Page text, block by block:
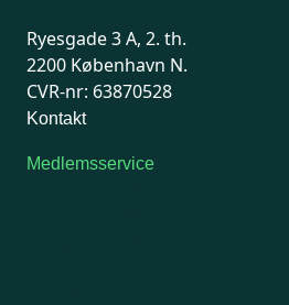
Ryesgade 3 A, 2. th.
2200 København N.
CVR-nr: 63870528
Kontakt
Medlemsservice